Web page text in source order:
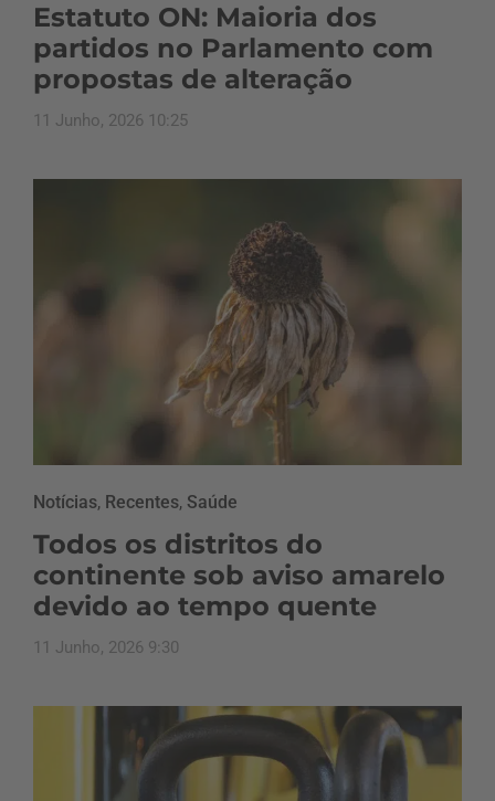
Estatuto ON: Maioria dos
partidos no Parlamento com
propostas de alteração
11 Junho, 2026 10:25
Notícias, Recentes, Saúde
Todos os distritos do
continente sob aviso amarelo
devido ao tempo quente
11 Junho, 2026 9:30